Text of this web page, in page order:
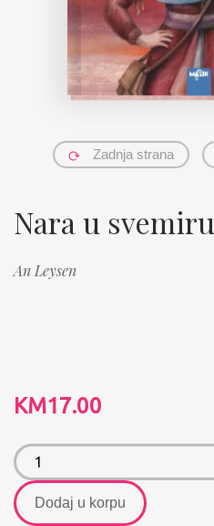
Zadnja strana
Nara u svemiru
An Leysen
KM17.00
Dodaj u korpu